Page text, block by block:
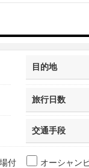
目的地
旅行日数
交通手段
付 オーシャン